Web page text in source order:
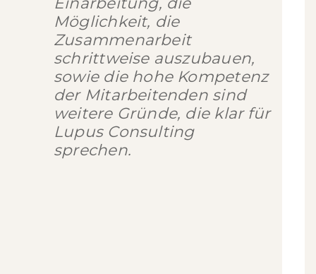
Möglichkeit, die
Zusammenarbeit
schrittweise auszubauen,
sowie die hohe Kompetenz
der Mitarbeitenden sind
weitere Gründe, die klar für
Lupus Consulting
sprechen.